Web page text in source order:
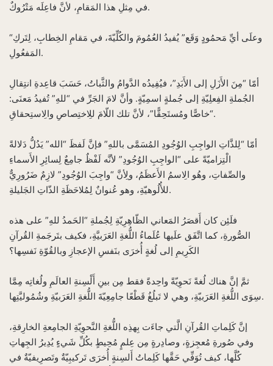
في مِثلِ هذا المَقامِ، لأنَّ فاعِلَه مَتْرُوكٌ.
“وعلَى أيِّ مَحمُودٍ وَقَع” يُفيدُ العُمُومَ والكُلِّيّةَ، في مَقامِ الخِطابِ، لِتَركِ
المَفعُولِ.
أمّا “مِنَ الأَزَلِ إلى الأَبَدِ”، فيُفِيدُه الدَّوامُ والثَّباتُ، حَسَبَ قاعِدةِ انتِقالِ
الجُملةِ الفِعلِيّةِ إلى جُملةٍ اسمِيّةٍ. وأنَّ لامَ الجَرِّ في “للهِ” تُفيدُ مَعنَى:
“خاصًّا ومُستَحِقًّا”، لأنَّ تلك اللّامَ للِاختِصاصِ والِاستِحقاقِ.
أمّا “لِلذَّاتِ الواجِبِ الوُجُودِ المُسَمَّى باللهِ” فإنَّ لَفظَ “الله” يَدُلُّ دَلالةً
الْتِزاميّةً على “الواجِبِ الوُجُودِ” لأنَّه لَفْظٌ جامِعٌ لِسائِرِ الأَسماءِ
والصِّفاتِ، وهُو الِاسمُ الأَعظَمُ، ولِأنَّ “واجِبَ الوُجُودِ” لازِمٌ ضَرُورِيٌّ
للأُلُوهيّةِ، وهو عُنوانٌ لِمُلاحَظَةِ الذّاتِ الجَليلةِ.
فلَئِن كان أَقصَرُ المَعاني الظّاهِرِيّةِ لِجُملةِ “الحَمدُ للهِ” على هذه
الصُّورةِ، كما اتَّفَق علَيها عُلَماءُ اللُّغةِ العَرَبيَّةِ، فكيف بتَرجَمةِ القُرآنِ
الكَرِيمِ إلى لُغةٍ أُخرَى بنَفسِ الإعجازِ وبالقُوّةِ نَفسِها؟
ثمَّ إنَّ هناك لُغةً نَحوِيّةً واحِدةً فقط مِن بينِ أَلْسِنةِ العالَمِ ولُغاتِه مِمَّا
سِوَى اللُّغةِ العَرَبيّةِ، وهي لا تَبلُغُ قَطْعًا جامِعِيّةَ اللُّغةِ العَرَبيّةِ وشُمُوليَّتِها.
إنَّ كَلِماتِ القُرآنِ الَّتي جاءَت بِهذِه اللُّغةِ النَّحوِيّةِ الجامِعةِ الخارِقةِ،
وفي صُورةِ مُعجِزةٍ، وصادِرةٍ مِن عِلمٍ مُحِيطٍ بكُلِّ شَيءٍ يُدِيرُ الجِهاتِ
كُلَّها، كيف تُوَفِّي حَقَّها كَلِماتُ أَلسِنةٍ أُخرَى تَركيبِيّةٌ وتَصرِيفيّةٌ في